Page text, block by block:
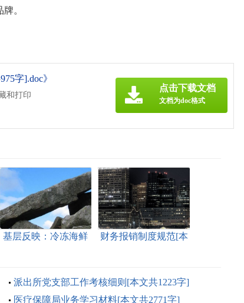
。
字].doc》
和打印
点击下载文档
文档为doc格式
基层反映：冷冻海鲜
共1091字]
财务报销制度规范[本
派出所党支部工作考核细则[本文共1223字]
医疗保障局业务学习材料[本文共2771字]